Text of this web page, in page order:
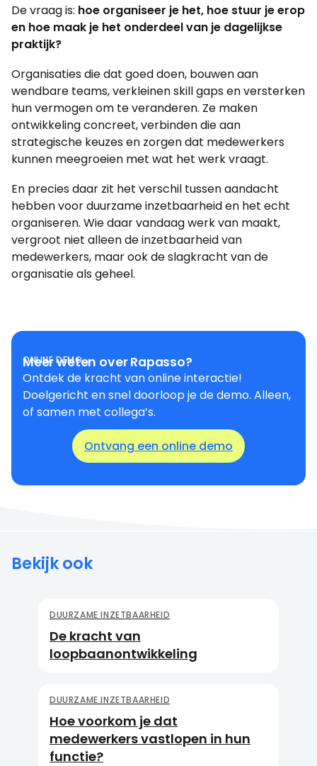
De vraag is: hoe organiseer je het, hoe stuur je erop
en hoe maak je het onderdeel van je dagelijkse
praktijk?
Organisaties die dat goed doen, bouwen aan
wendbare teams, verkleinen skill gaps en versterken
hun vermogen om te veranderen. Ze maken
ontwikkeling concreet, verbinden die aan
strategische keuzes en zorgen dat medewerkers
kunnen meegroeien met wat het werk vraagt.
En precies daar zit het verschil tussen aandacht
hebben voor duurzame inzetbaarheid en het echt
organiseren. Wie daar vandaag werk van maakt,
vergroot niet alleen de inzetbaarheid van
medewerkers, maar ook de slagkracht van de
organisatie als geheel.
ONLINE DEMO
Meer weten over Rapasso?
Ontdek de kracht van online interactie!
Doelgericht en snel doorloop je de demo. Alleen,
of samen met collega’s.
Ontvang een online demo
Bekijk ook
DUURZAME INZETBAARHEID
De kracht van
loopbaanontwikkeling
DUURZAME INZETBAARHEID
Hoe voorkom je dat
medewerkers vastlopen in hun
functie?